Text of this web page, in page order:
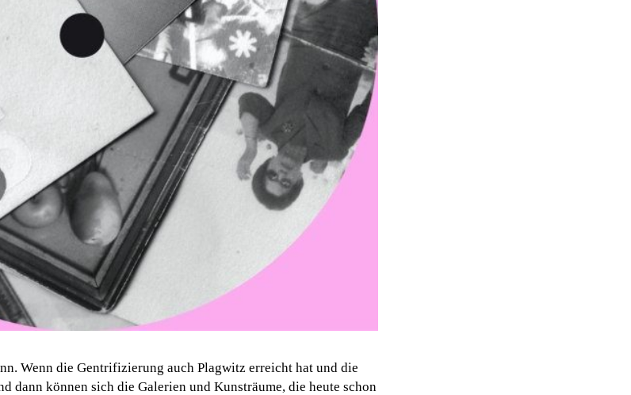
Wenn die Gentrifizierung auch Plagwitz erreicht hat und die
dann können sich die Galerien und Kunsträume, die heute schon